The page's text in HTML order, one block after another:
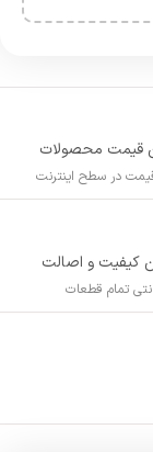
قیمت محصولات
در سطح اینترنت
کیفیت و اصالت
تمام قطعات